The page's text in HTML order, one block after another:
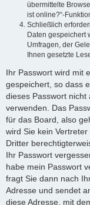
übermittelte
ist online?“-
Schließlich
Daten gespeichert
Umfragen, der
Ihnen gesetzte
Ihr Passwort wird mit
gespeichert, so dass
dieses Passwort nicht
verwenden. Das
für das Board, also
wird Sie kein
Dritter
Ihr Passwort
habe mein Passwort
fragt Sie dann nach
Adresse und sendet
diese Adresse, mit